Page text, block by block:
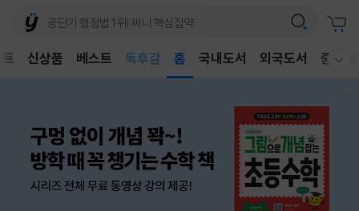
신상품 베스트
어린이
어린이
홈 국내도서 외국도서 중고샵